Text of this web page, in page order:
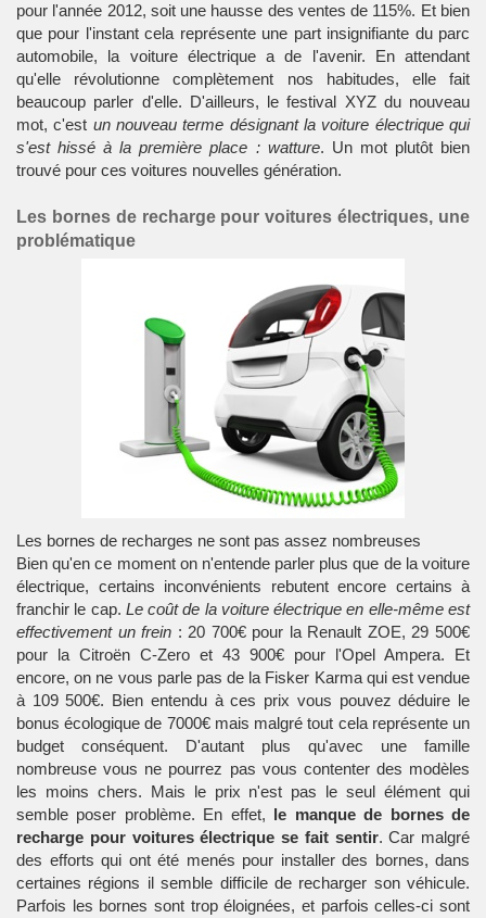
pour l'année 2012, soit une hausse des ventes de 115%. Et bien
que pour l'instant cela représente une part insignifiante du parc
automobile, la voiture électrique a de l'avenir. En attendant
qu'elle révolutionne complètement nos habitudes, elle fait
beaucoup parler d'elle. D'ailleurs, le festival XYZ du nouveau
mot, c'est un nouveau terme désignant la voiture électrique qui
s'est hissé à la première place : watture. Un mot plutôt bien
trouvé pour ces voitures nouvelles génération.
Les bornes de recharge pour voitures électriques, une
problématique
Les bornes de recharges ne sont pas assez nombreuses
Bien qu'en ce moment on n'entende parler plus que de la voiture
électrique, certains inconvénients rebutent encore certains à
franchir le cap. Le coût de la voiture électrique en elle-même est
effectivement un frein : 20 700€ pour la Renault ZOE, 29 500€
pour la Citroën C-Zero et 43 900€ pour l'Opel Ampera. Et
encore, on ne vous parle pas de la Fisker Karma qui est vendue
à 109 500€. Bien entendu à ces prix vous pouvez déduire le
bonus écologique de 7000€ mais malgré tout cela représente un
budget conséquent. D'autant plus qu'avec une famille
nombreuse vous ne pourrez pas vous contenter des modèles
les moins chers. Mais le prix n'est pas le seul élément qui
semble poser problème. En effet, le manque de bornes de
recharge pour voitures électrique se fait sentir. Car malgré
des efforts qui ont été menés pour installer des bornes, dans
certaines régions il semble difficile de recharger son véhicule.
Parfois les bornes sont trop éloignées, et parfois celles-ci sont